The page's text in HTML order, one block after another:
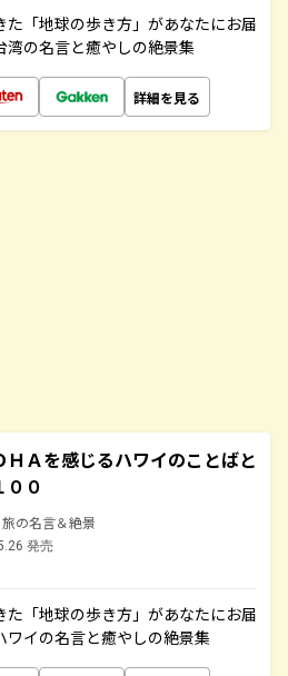
「地球の歩き方」があなたにお届
湾の名言と癒やしの絶景集
詳細を見る
ＨＡを感じるハワイのことばと
００
旅の名言＆絶景
発売
「地球の歩き方」があなたにお届
ワイの名言と癒やしの絶景集